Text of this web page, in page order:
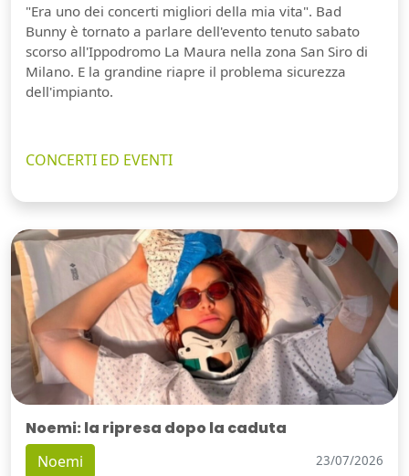
"Era uno dei concerti migliori della mia vita". Bad
Bunny è tornato a parlare dell'evento tenuto sabato
scorso all'Ippodromo La Maura nella zona San Siro di
Milano. E la grandine riapre il problema sicurezza
dell'impianto.
CONCERTI ED EVENTI
Noemi: la ripresa dopo la caduta
Noemi 23/07/2026